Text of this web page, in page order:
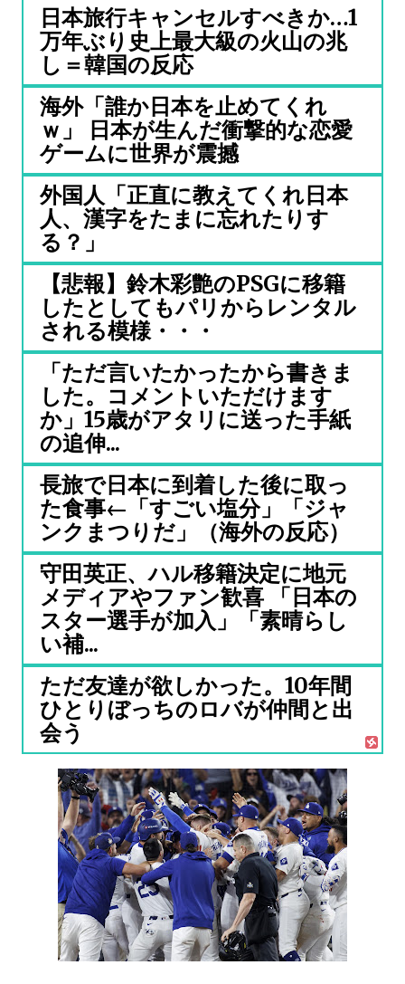
日本旅行キャンセルすべきか…1
万年ぶり史上最大級の火山の兆
し＝韓国の反応
海外「誰か日本を止めてくれ
ｗ」 日本が生んだ衝撃的な恋愛
ゲームに世界が震撼
外国人「正直に教えてくれ日本
人、漢字をたまに忘れたりす
る？」
【悲報】鈴木彩艶のPSGに移籍
したとしてもパリからレンタル
される模様・・・
「ただ言いたかったから書きま
した。コメントいただけます
か」15歳がアタリに送った手紙
の追伸...
長旅で日本に到着した後に取っ
た食事←「すごい塩分」「ジャ
ンクまつりだ」（海外の反応）
守田英正、ハル移籍決定に地元
メディアやファン歓喜 「日本の
スター選手が加入」「素晴らし
い補...
ただ友達が欲しかった。10年間
ひとりぼっちのロバが仲間と出
会う